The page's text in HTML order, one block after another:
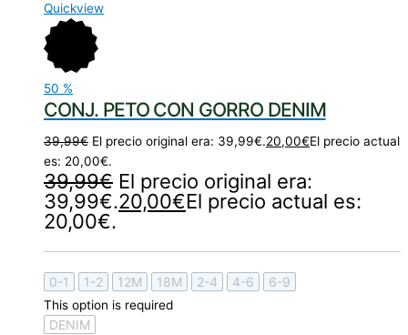
Quickview
50 %
CONJ. PETO CON GORRO DENIM
39,99€ El precio original era: 39,99€.20,00€El precio actual
es: 20,00€.
39,99€ El precio original era:
39,99€.20,00€El precio actual es:
20,00€.
0-1 1-2 12M 18M 2-4 4-6 6-9
This option is required
DENIM